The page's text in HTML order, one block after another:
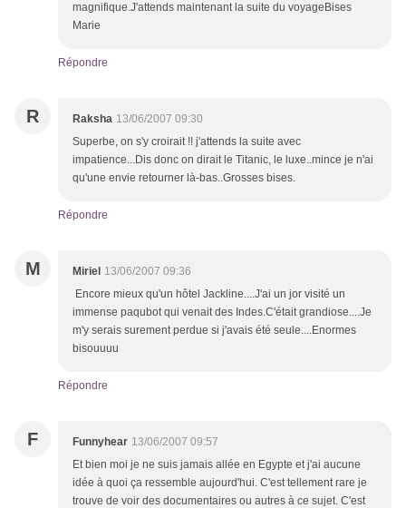
magnifique.J'attends maintenant la suite du voyageBises
Marie
Répondre
R Raksha 13/06/2007 09:30
Superbe, on s'y croirait !! j'attends la suite avec
impatience...Dis donc on dirait le Titanic, le luxe..mince je n'ai
qu'une envie retourner là-bas..Grosses bises.
Répondre
M Miriel 13/06/2007 09:36
Encore mieux qu'un hôtel Jackline....J'ai un jor visité un
immense paqubot qui venait des Indes.C'était grandiose....Je
m'y serais surement perdue si j'avais été seule....Enormes
bisouuuu
Répondre
F Funnyhear 13/06/2007 09:57
Et bien moi je ne suis jamais allée en Egypte et j'ai aucune
idée à quoi ça ressemble aujourd'hui. C'est tellement rare je
trouve de voir des documentaires ou autres à ce sujet. C'est